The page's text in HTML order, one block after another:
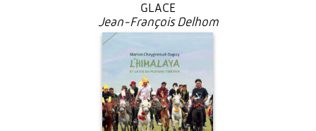
GLACE
Jean-François Delhom